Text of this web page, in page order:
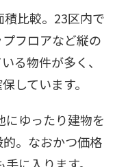
積比較。23区内で
フロアなど縦の
る物件が多く、
しています。
にゆったり建物を
。なおかつ価格
に入ります。